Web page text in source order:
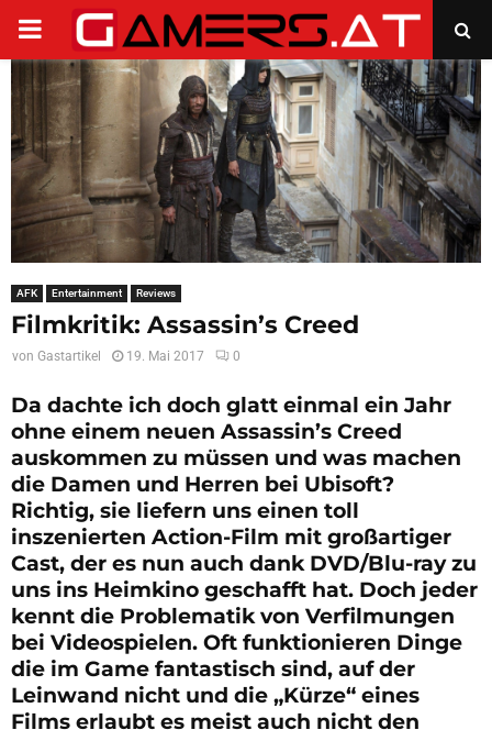
PRIMARY
MENU
AFK Entertainment Reviews
Filmkritik: Assassin’s Creed
von Gastartikel 19. Mai 2017 0
Da dachte ich doch glatt einmal ein Jahr
ohne einem neuen Assassin’s Creed
auskommen zu müssen und was machen
die Damen und Herren bei Ubisoft?
Richtig, sie liefern uns einen toll
inszenierten Action-Film mit großartiger
Cast, der es nun auch dank DVD/Blu-ray zu
uns ins Heimkino geschafft hat. Doch jeder
kennt die Problematik von Verfilmungen
bei Videospielen. Oft funktionieren Dinge
die im Game fantastisch sind, auf der
Leinwand nicht und die „Kürze“ eines
Films erlaubt es meist auch nicht den